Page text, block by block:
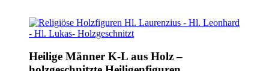
Heilige Männer K-L aus Holz –